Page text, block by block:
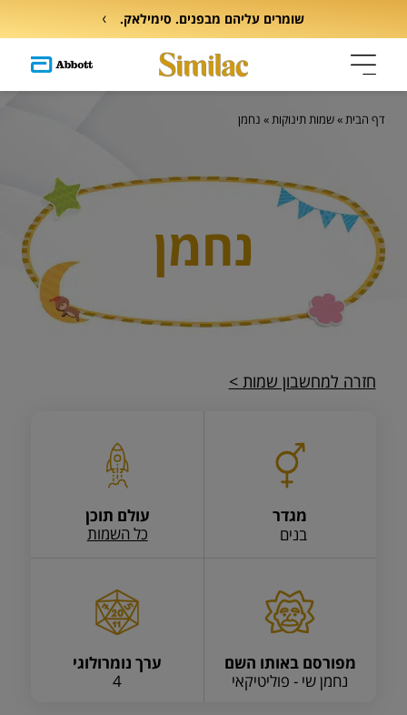
שומרים עליהם מבפנים. סימילאק.
נחמן
דף הבית»שמות תינוקות» נחמן
חזרה למחשבון שמות >
מגדר
בנים
עולם תוכן
כל השמות
מפורסם באותו השם
נחמן שי - פוליטיקאי
ערך נומרולוגי
4